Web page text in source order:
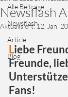
Alle Beiträge
Newsflash
Article
Blog
Newsflash
Aktualisiert:12. Jan.
Liebe
Freunde,
Fans!